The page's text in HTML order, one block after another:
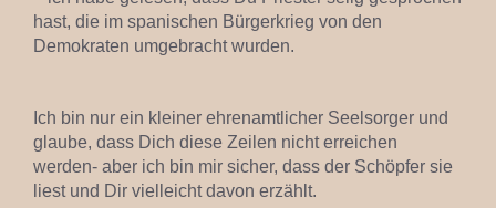
hast, die im spanischen Bürgerkrieg von den
Demokraten umgebracht wurden.
Ich bin nur ein kleiner ehrenamtlicher Seelsorger und
glaube, dass Dich diese Zeilen nicht erreichen
werden- aber ich bin mir sicher, dass der Schöpfer sie
liest und Dir vielleicht davon erzählt.